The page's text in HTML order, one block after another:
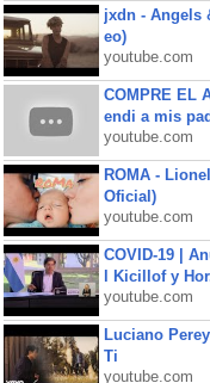
jxdn - Angels
eo)
youtube.com
COMPRE EL
endi a mis
youtube.com
ROMA -
Oficial)
youtube.com
COVID-19 |
l Kicillof y
youtube.com
Luciano
Ti
youtube.com